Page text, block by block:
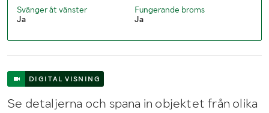
Svänger åt vänster
Ja
Fungerande broms
Ja
DIGITAL VISNING
Se detaljerna och spana in objektet från olika